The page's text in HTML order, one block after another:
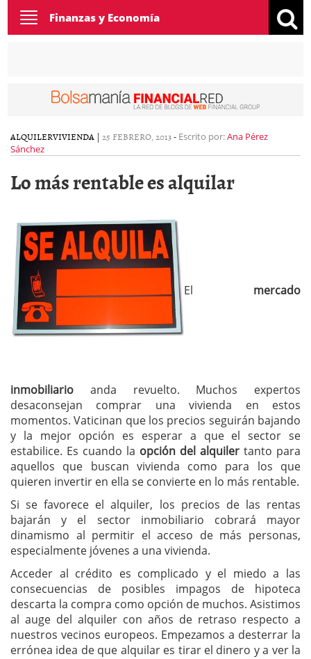
Toggle
navigation
Finanzas y Economía
ALQUILERVIVIENDA | 25 FEBRERO, 2013- Escrito por:Ana Pérez
Sánchez
Lo más rentable es alquilar
El mercado
inmobiliario anda revuelto. Muchos expertos
desaconsejan comprar una vivienda en estos
momentos. Vaticinan que los precios seguirán bajando
y la mejor opción es esperar a que el sector se
estabilice. Es cuando la opción del alquiler tanto para
aquellos que buscan vivienda como para los que
quieren invertir en ella se convierte en lo más rentable.
Si se favorece el alquiler, los precios de las rentas
bajarán y el sector inmobiliario cobrará mayor
dinamismo al permitir el acceso de más personas,
especialmente jóvenes a una vivienda.
Acceder al crédito es complicado y el miedo a las
consecuencias de posibles impagos de hipoteca
descarta la compra como opción de muchos. Asistimos
al auge del alquiler con años de retraso respecto a
nuestros vecinos europeos. Empezamos a desterrar la
errónea idea de que alquilar es tirar el dinero y a ver la